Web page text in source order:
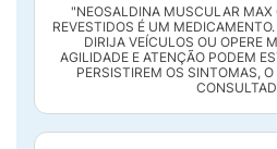
"NEOSALDINA MUSCULAR MAX
REVESTIDOS É UM
DIRIJA VEÍCULOS OU OPERE
AGILIDADE E ATENÇÃO PODEM
PERSISTIREM OS SINTOMAS,